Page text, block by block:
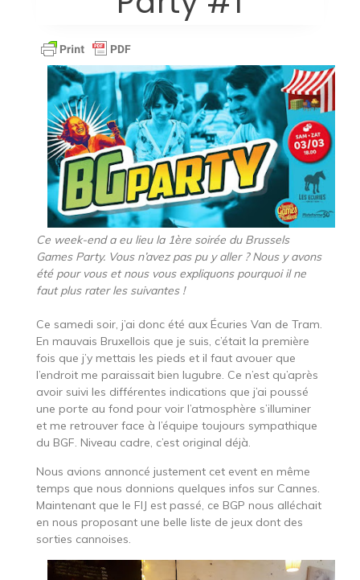
Ce week-end a eu lieu la 1ère soirée du Brussels
Games Party. Vous n’avez pas pu y aller ? Nous y avons
été pour vous et nous vous expliquons pourquoi il ne
faut plus rater les suivantes !
Ce samedi soir, j’ai donc été aux Écuries Van de Tram.
En mauvais Bruxellois que je suis, c’était la première
fois que j’y mettais les pieds et il faut avouer que
l’endroit me paraissait bien lugubre. Ce n’est qu’après
avoir suivi les différentes indications que j’ai poussé
une porte au fond pour voir l’atmosphère s’illuminer
et me retrouver face à l’équipe toujours sympathique
du BGF. Niveau cadre, c’est original déjà.
Nous avions annoncé justement cet event en même
temps que nous donnions quelques infos sur Cannes.
Maintenant que le FIJ est passé, ce BGP nous alléchait
en nous proposant une belle liste de jeux dont des
sorties cannoises.